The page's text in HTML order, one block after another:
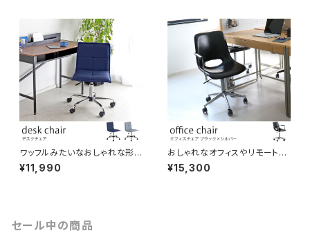
ワッフルみたいなおしゃれな形
のデスクチェア 座面高さ調節可
キャスター付き ブルー/グレー色
¥11,990
おしゃれなオフィスやリモートワ
ーク向けのオフィスチェア ブラッ
クレザー調生地 座面高さ43-5
¥15,300
セール中の商品